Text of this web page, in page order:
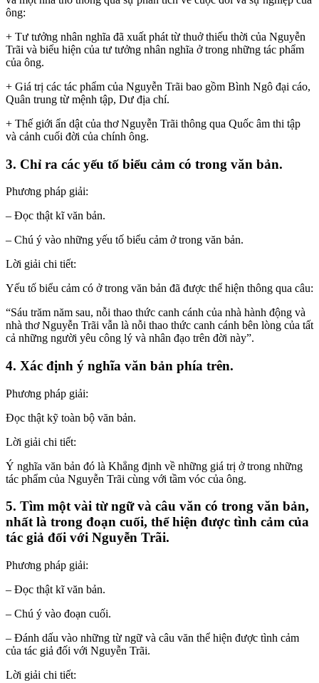
ông:
+ Tư tưởng nhân nghĩa đã xuất phát từ thuở thiếu thời của Nguyễn
Trãi và biểu hiện của tư tưởng nhân nghĩa ở trong những tác phẩm
của ông.
+ Giá trị các tác phẩm của Nguyễn Trãi bao gồm Bình Ngô đại cáo,
Quân trung từ mệnh tập, Dư địa chí.
+ Thế giới ẩn dật của thơ Nguyễn Trãi thông qua Quốc âm thi tập
và cảnh cuối đời của chính ông.
3. Chỉ ra các yếu tố biểu cảm có trong văn bản.
Phương pháp giải:
– Đọc thật kĩ văn bản.
– Chú ý vào những yếu tố biểu cảm ở trong văn bản.
Lời giải chi tiết:
Yếu tố biểu cảm có ở trong văn bản đã được thể hiện thông qua câu:
“Sáu trăm năm sau, nỗi thao thức canh cánh của nhà hành động và
nhà thơ Nguyễn Trãi vẫn là nỗi thao thức canh cánh bên lòng của tất
cả những người yêu công lý và nhân đạo trên đời này”.
4. Xác định ý nghĩa văn bản phía trên.
Phương pháp giải:
Đọc thật kỹ toàn bộ văn bản.
Lời giải chi tiết:
Ý nghĩa văn bản đó là Khẳng định về những giá trị ở trong những
tác phẩm của Nguyễn Trãi cùng với tầm vóc của ông.
5. Tìm một vài từ ngữ và câu văn có trong văn bản,
nhất là trong đoạn cuối, thể hiện được tình cảm của
tác giả đối với Nguyễn Trãi.
Phương pháp giải:
– Đọc thật kĩ văn bản.
– Chú ý vào đoạn cuối.
– Đánh dấu vào những từ ngữ và câu văn thể hiện được tình cảm
của tác giả đối với Nguyễn Trãi.
Lời giải chi tiết: